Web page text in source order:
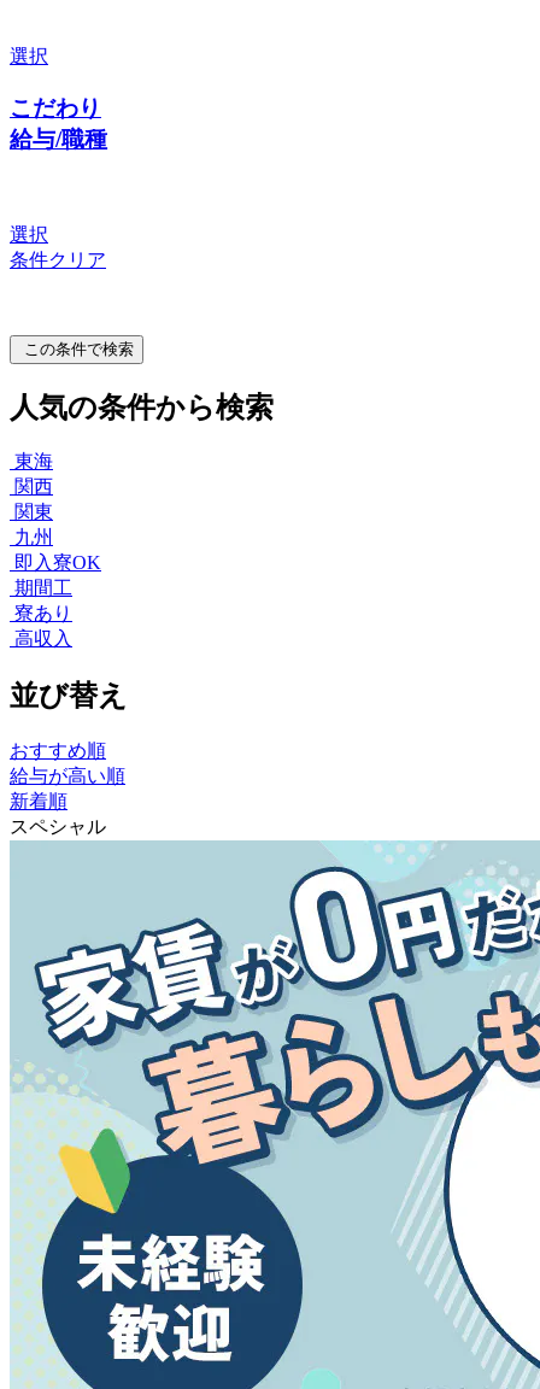
選択
こだわり
給与/職種
選択
条件クリア
この条件で検索
人気の条件から検索
東海
関西
関東
九州
即入寮OK
期間工
寮あり
高収入
並び替え
おすすめ順
給与が高い順
新着順
スペシャル